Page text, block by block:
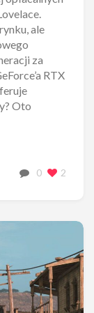
ale
za
RTX
Oto
0 2